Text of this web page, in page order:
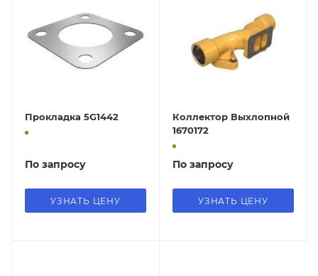
Прокладка 5G1442
По запросу
УЗНАТЬ ЦЕНУ
Коллектор Выхлопной
1670172
По запросу
УЗНАТЬ ЦЕНУ